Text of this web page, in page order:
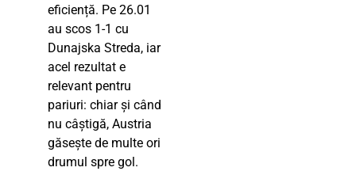
eficiență. Pe 26.01
au scos 1-1 cu
Dunajska Streda, iar
acel rezultat e
relevant pentru
pariuri: chiar și când
nu câștigă, Austria
găsește de multe ori
drumul spre gol.